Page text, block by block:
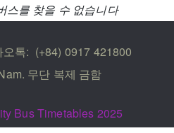
스를 찾을 수 없습니다
톡: (+84) 0917 421800
무단 복제 금함
Bus Timetables 2025